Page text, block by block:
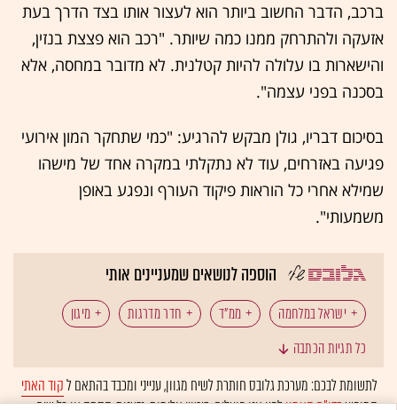
ברכב, הדבר החשוב ביותר הוא לעצור אותו בצד הדרך בעת
אזעקה ולהתרחק ממנו כמה שיותר. "רכב הוא פצצת בנזין,
והישארות בו עלולה להיות קטלנית. לא מדובר במחסה, אלא
בסכנה בפני עצמה".
בסיכום דבריו, גולן מבקש להרגיע: "כמי שתחקר המון אירועי
פגיעה באזרחים, עוד לא נתקלתי במקרה אחד של מישהו
שמילא אחרי כל הוראות פיקוד העורף ונפגע באופן
משמעותי".
הוספה לנושאים שמעניינים אותי
ישראל במלחמה ממ"ד חדר מדרגות מיגון
פיקוד העורף
כל תגיות הכתבה
לתשומת לבכם: מערכת גלובס חותרת לשיח מגוון, ענייני ומכבד בהתאם לקוד האתי